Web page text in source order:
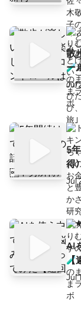
散
ー
Jul
5
得)
Jul
AI
【
Jul